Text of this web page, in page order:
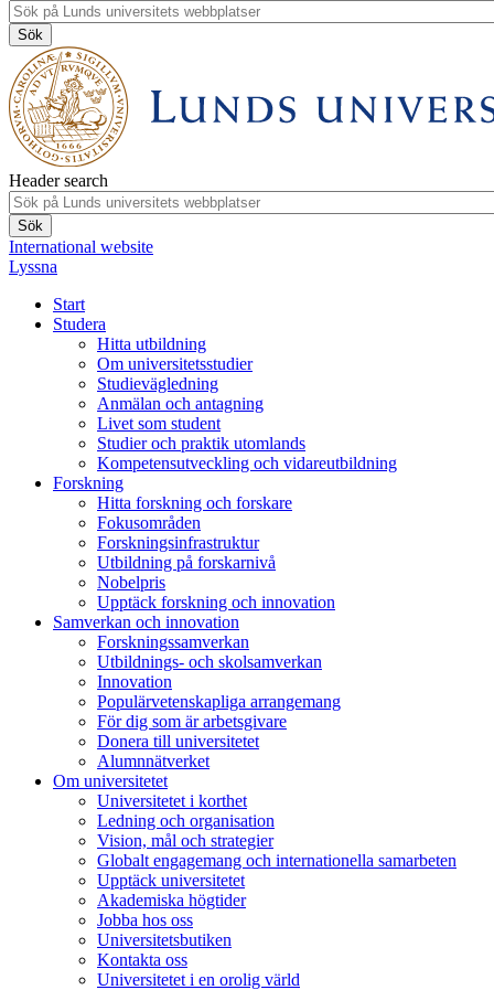
Header search
International website
Lyssna
Start
Studera
Hitta utbildning
Om universitetsstudier
Studievägledning
Anmälan och antagning
Livet som student
Studier och praktik utomlands
Kompetensutveckling och vidareutbildning
Forskning
Hitta forskning och forskare
Fokusområden
Forskningsinfrastruktur
Utbildning på forskarnivå
Nobelpris
Upptäck forskning och innovation
Samverkan och innovation
Forskningssamverkan
Utbildnings- och skolsamverkan
Innovation
Populärvetenskapliga arrangemang
För dig som är arbetsgivare
Donera till universitetet
Alumnnätverket
Om universitetet
Universitetet i korthet
Ledning och organisation
Vision, mål och strategier
Globalt engagemang och internationella samarbeten
Upptäck universitetet
Akademiska högtider
Jobba hos oss
Universitetsbutiken
Kontakta oss
Universitetet i en orolig värld